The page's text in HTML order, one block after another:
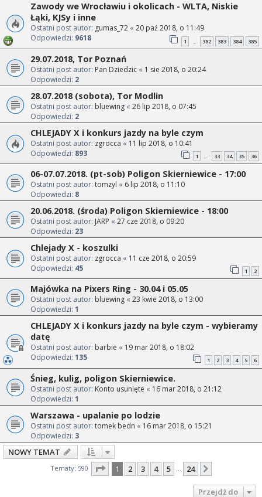
Zawody we Wrocławiu i okolicach - WLTA, Niskie
Łąki, KJSy i inne
Ostatni post autor: gumas_72 « 20 paź 2018, o 11:49
Odpowiedzi: 9618 1 … 382 383 384 385
29.07.2018, Tor Poznań
Ostatni post autor: Pan Dziedzic « 1 sie 2018, o 20:24
Odpowiedzi: 2
28.07.2018 (sobota), Tor Modlin
Ostatni post autor: bluewing « 26 lip 2018, o 07:45
Odpowiedzi: 2
CHLEJADY X i konkurs jazdy na byle czym
Ostatni post autor: zgrocca « 11 lip 2018, o 10:41
Odpowiedzi: 893 1 … 33 34 35 36
06-07.07.2018. (pt-sob) Poligon Skierniewice - 17:00
Ostatni post autor: tomzyl « 6 lip 2018, o 11:10
Odpowiedzi: 8
20.06.2018. (środa) Poligon Skierniewice - 18:00
Ostatni post autor: JARP « 27 cze 2018, o 09:20
Odpowiedzi: 23
Chlejady X - koszulki
Ostatni post autor: zgrocca « 11 cze 2018, o 20:59
Odpowiedzi: 45 1 2
Majówka na Pixers Ring - 30.04 i 05.05
Ostatni post autor: bluewing « 23 kwie 2018, o 13:00
Odpowiedzi: 1
CHLEJADY X i konkurs jazdy na byle czym - wybieramy
datę
Ostatni post autor: barbie « 19 mar 2018, o 18:02
Odpowiedzi: 135 1 2 3 4 5 6
Śnieg, kulig, poligon Skierniewice.
Ostatni post autor: Konto usunięte « 16 mar 2018, o 21:12
Odpowiedzi: 1
Warszawa - upalanie po lodzie
Ostatni post autor: tomek bedn « 16 mar 2018, o 15:21
Odpowiedzi: 3
NOWY TEMAT
Tematy: 590 Strona z24
1 2 3 4 5 … 24
Przejdź do